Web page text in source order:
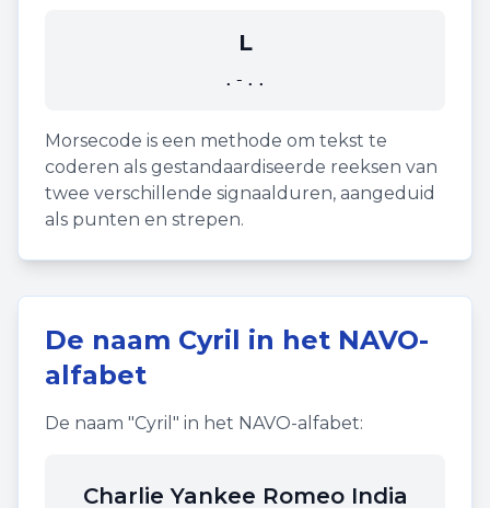
L
.-..
Morsecode is een methode om tekst te
coderen als gestandaardiseerde reeksen van
twee verschillende signaalduren, aangeduid
als punten en strepen.
De naam Cyril in het NAVO-
alfabet
De naam "Cyril " in het NAVO-alfabet:
Charlie Yankee Romeo India